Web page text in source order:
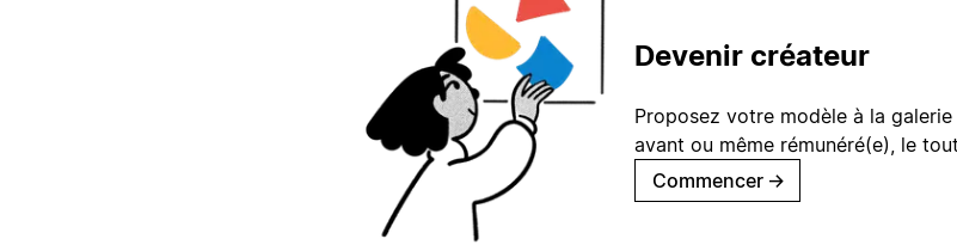
Devenir créateur
Proposez votre modèle à la
avant ou même rémunéré(e), le
Commencer →